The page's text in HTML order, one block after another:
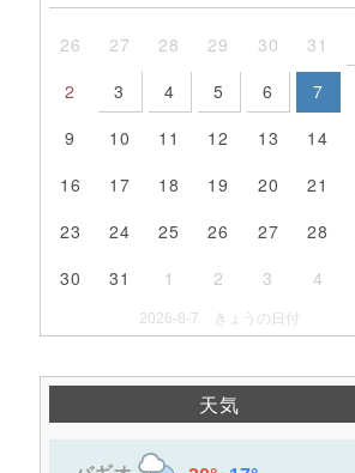
26 27 28 29 30 31
2
3 4 5 6 7
9
10 11 12 13 14
16
17 18 19 20 21
23
24 25 26 27 28
30
31 1 2 3 4
2026-8-7 きょうの日付
天気